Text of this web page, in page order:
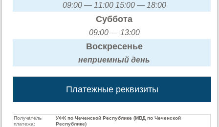
09:00 — 11:00 15:00 — 18:00
Суббота
09:00 — 13:00
Воскресенье
неприемный день
Платежные реквизиты
Получатель
платежа:
УФК по Чеченской Республике (МВД по Чеченской
Республике)